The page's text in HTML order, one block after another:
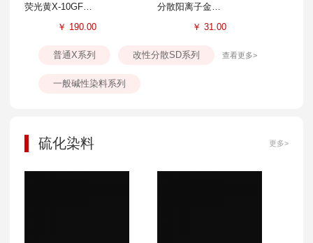
荧光黄X-10GFF 300%
￥ 190.00
分散阳离子金黄SD-GL 100%
￥ 31.00
普通X系列 改性分散SD系列
一般碱性染料系列
查看更多>
硫化染料 更多>